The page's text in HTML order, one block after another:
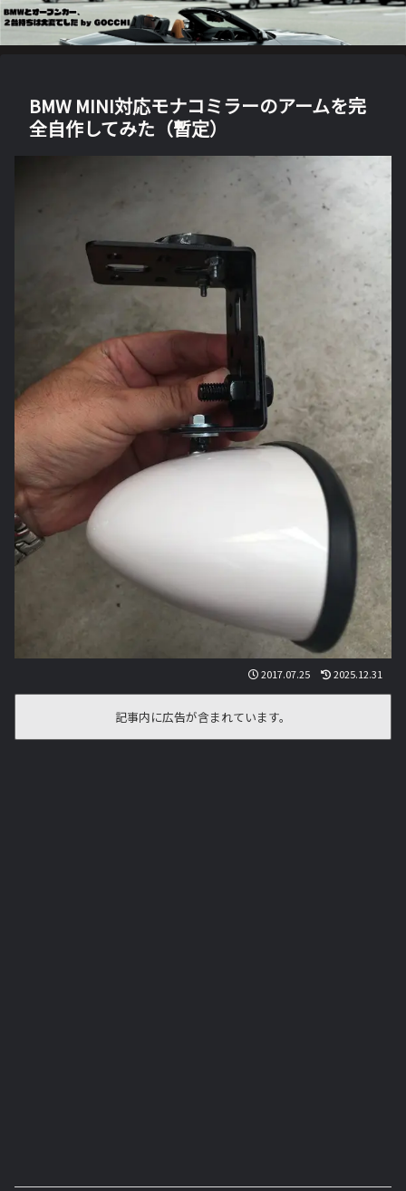
BMW MINI対応モナコミラーのアームを完
全自作してみた（暫定）
2017.07.25 2025.12.31
記事内に広告が含まれています。